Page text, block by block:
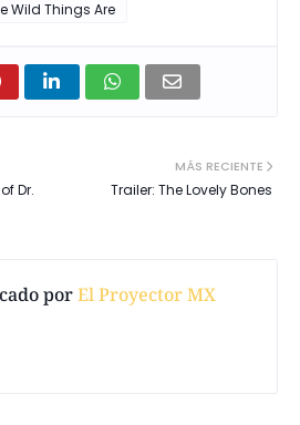
Wild Things Are
MÁS RECIENTE
Trailer: The Lovely Bones
Dr.
porEl Proyector MX